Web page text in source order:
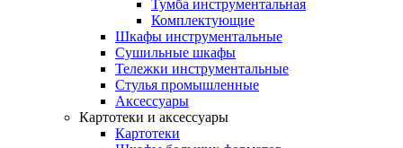
Тумба инструментальная
Комплектующие
Шкафы инструментальные
Сушильные шкафы
Тележки инструментальные
Стулья промышленные
Аксессуары
Картотеки и аксессуары
Картотеки